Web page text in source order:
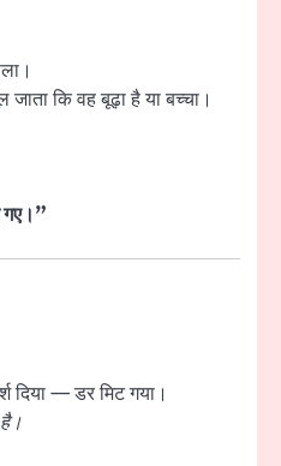
कि वह बूढ़ा है या बच्चा।
गए।”
— डर मिट गया।
है।